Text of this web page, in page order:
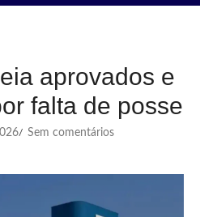
aprovados e
falta de posse
/ Sem comentários